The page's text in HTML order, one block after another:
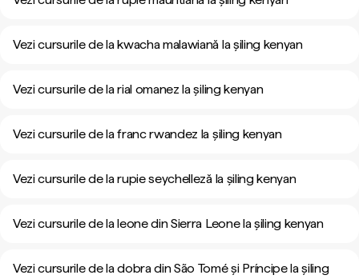
Vezi cursurile de la kwacha malawiană la șiling kenyan
Vezi cursurile de la rial omanez la șiling kenyan
Vezi cursurile de la franc rwandez la șiling kenyan
Vezi cursurile de la rupie seychelleză la șiling kenyan
Vezi cursurile de la leone din Sierra Leone la șiling kenyan
Vezi cursurile de la dobra din São Tomé și Príncipe la șiling